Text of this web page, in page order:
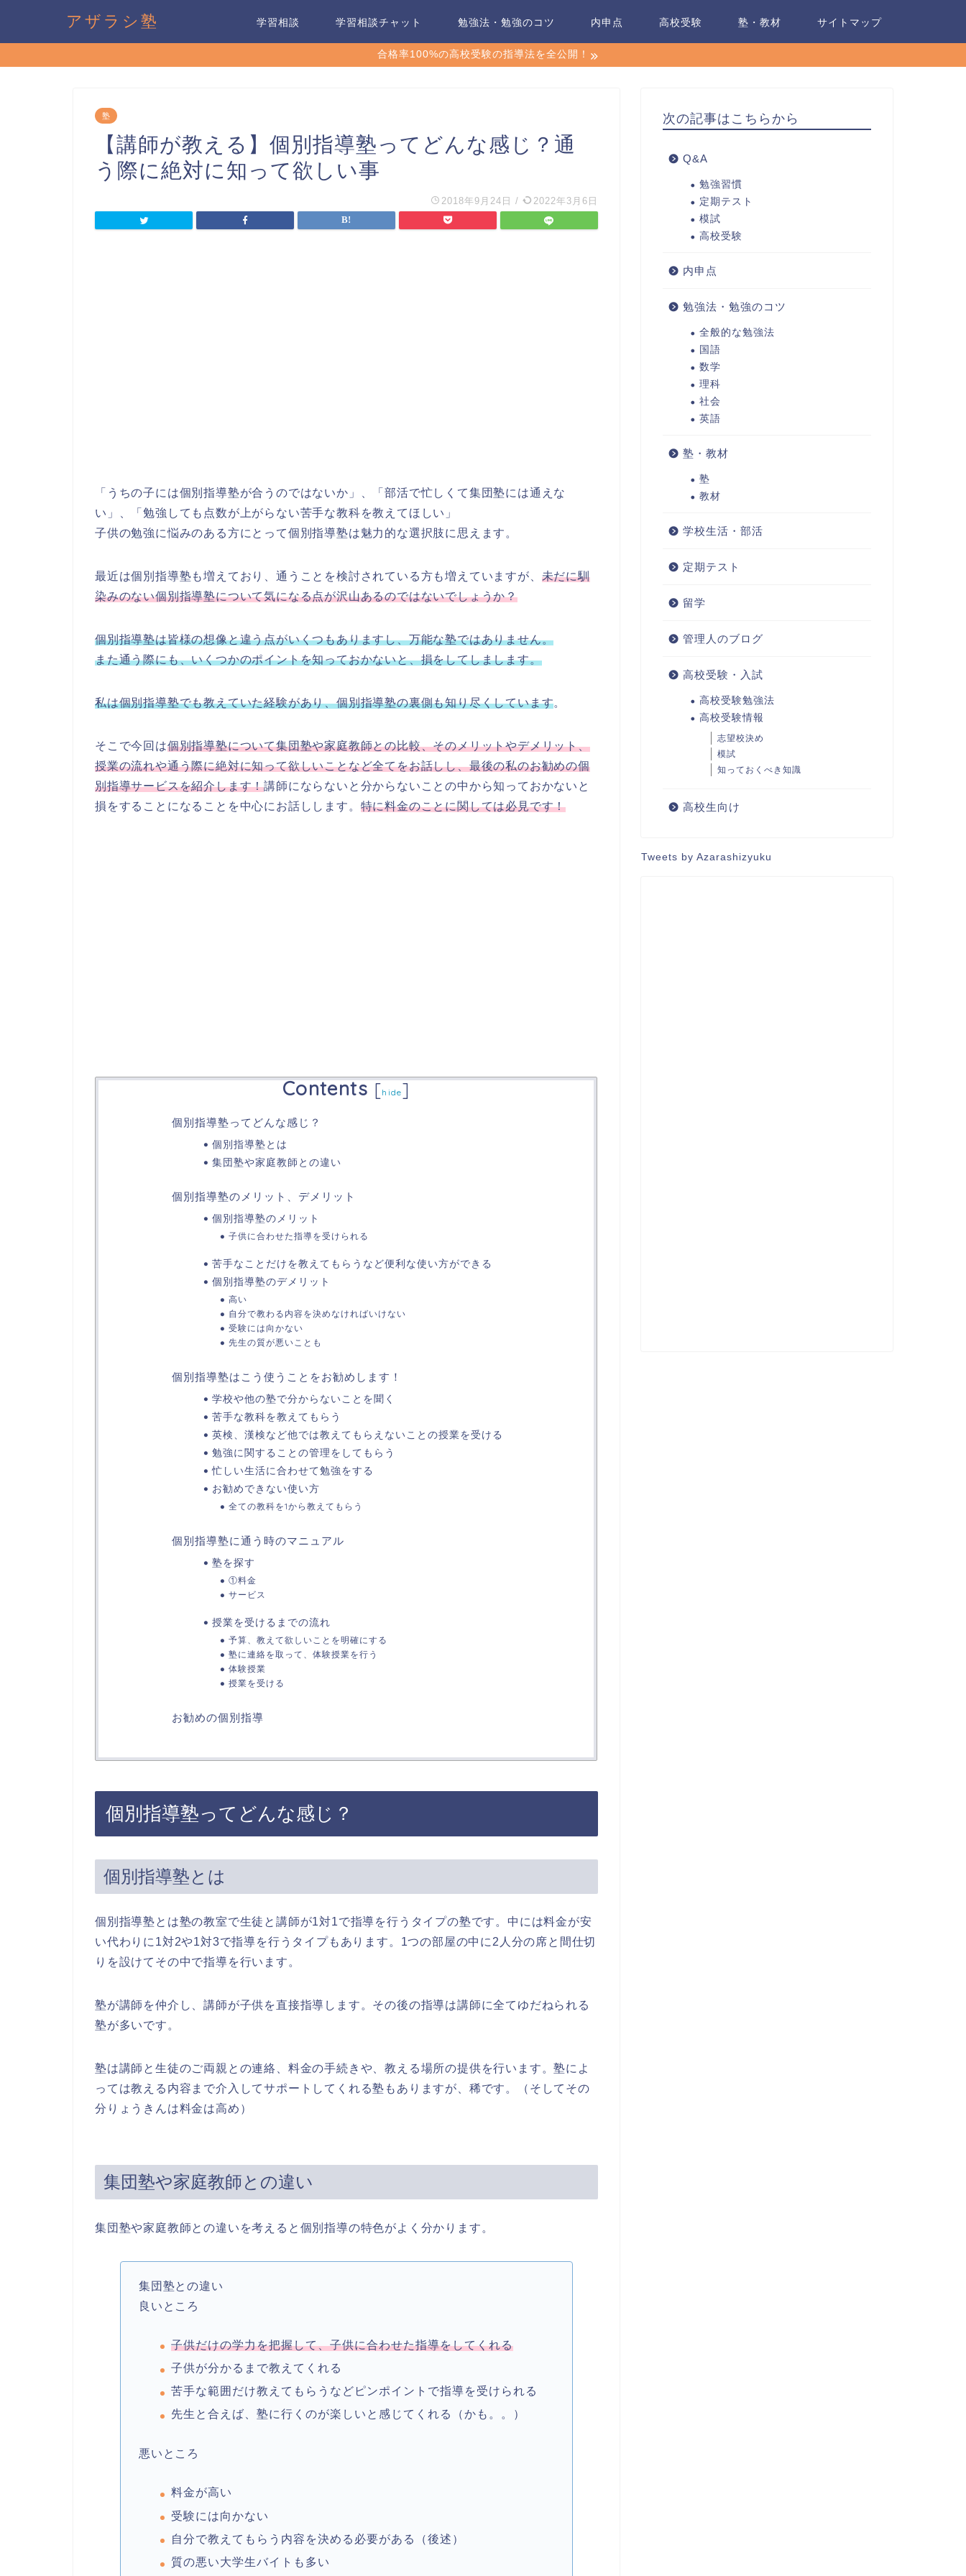
アザラシ塾 学習相談 学習相談チャット 勉強法・勉強のコツ 内申点 高校受験 塾・教材 サイトマップ
合格率100%の高校受験の指導法を全公開！
塾
【講師が教える】個別指導塾ってどんな感じ？通
う際に絶対に知って欲しい事
2018年9月24日 / 2022年3月6日
「うちの子には個別指導塾が合うのではないか」、「部活で忙しくて集団塾には通えな
い」、「勉強しても点数が上がらない苦手な教科を教えてほしい」
子供の勉強に悩みのある方にとって個別指導塾は魅力的な選択肢に思えます。
最近は個別指導塾も増えており、通うことを検討されている方も増えていますが、 未だに馴
染みのない個別指導塾について気になる点が沢山あるのではないでしょうか？
個別指導塾は皆様の想像と違う点がいくつもありますし、万能な塾ではありません。
また通う際にも、いくつかのポイントを知っておかないと、損をしてしまします。
私は個別指導塾でも教えていた経験があり、個別指導塾の裏側も知り尽くしています。
そこで今回は個別指導塾について集団塾や家庭教師との比較、そのメリットやデメリット、
授業の流れや通う際に絶対に知って欲しいことなど全てをお話しし、最後の私のお勧めの個
別指導サービスを紹介します！講師にならないと分からないことの中から知っておかないと
損をすることになることを中心にお話しします。 特に料金のことに関しては必見です！
Contents [hide]
個別指導塾ってどんな感じ？
個別指導塾とは
集団塾や家庭教師との違い
個別指導塾のメリット、デメリット
個別指導塾のメリット
子供に合わせた指導を受けられる
苦手なことだけを教えてもらうなど便利な使い方ができる
個別指導塾のデメリット
高い
自分で教わる内容を決めなければいけない
受験には向かない
先生の質が悪いことも
個別指導塾はこう使うことをお勧めします！
学校や他の塾で分からないことを聞く
苦手な教科を教えてもらう
英検、漢検など他では教えてもらえないことの授業を受ける
勉強に関することの管理をしてもらう
忙しい生活に合わせて勉強をする
お勧めできない使い方
全ての教科を1から教えてもらう
個別指導塾に通う時のマニュアル
塾を探す
①料金
サービス
授業を受けるまでの流れ
予算、教えて欲しいことを明確にする
塾に連絡を取って、体験授業を行う
体験授業
授業を受ける
お勧めの個別指導
個別指導塾ってどんな感じ？
個別指導塾とは
個別指導塾とは塾の教室で生徒と講師が1対1で指導を行うタイプの塾です。中には料金が安
い代わりに1対2や1対3で指導を行うタイプもあります。1つの部屋の中に2人分の席と間仕切
りを設けてその中で指導を行います。
塾が講師を仲介し、講師が子供を直接指導します。その後の指導は講師に全てゆだねられる
塾が多いです。
塾は講師と生徒のご両親との連絡、料金の手続きや、教える場所の提供を行います。塾によ
っては教える内容まで介入してサポートしてくれる塾もありますが、稀です。（そしてその
分りょうきんは料金は高め）
集団塾や家庭教師との違い
集団塾や家庭教師との違いを考えると個別指導の特色がよく分かります。
集団塾との違い
良いところ
子供だけの学力を把握して、子供に合わせた指導をしてくれる
子供が分かるまで教えてくれる
苦手な範囲だけ教えてもらうなどピンポイントで指導を受けられる
先生と合えば、塾に行くのが楽しいと感じてくれる（かも。。）
悪いところ
料金が高い
受験には向かない
自分で教えてもらう内容を決める必要がある（後述）
質の悪い大学生バイトも多い
次の記事はこちらから
Q&A
勉強習慣
定期テスト
模試
高校受験
内申点
勉強法・勉強のコツ
全般的な勉強法
国語
数学
理科
社会
英語
塾・教材
塾
教材
学校生活・部活
定期テスト
留学
管理人のブログ
高校受験・入試
高校受験勉強法
高校受験情報
志望校決め
模試
知っておくべき知識
高校生向け
Tweets by Azarashizyuku